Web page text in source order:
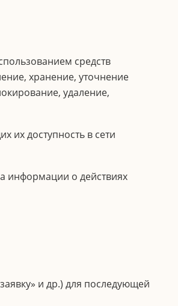
средств
хранение, уточнение
удаление,
их доступность в сети
информации о действиях
и др.) для последующей